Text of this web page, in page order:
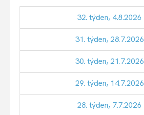
32. týden, 4.8.2026
31. týden, 28.7.2026
30. týden, 21.7.2026
29. týden, 14.7.2026
28. týden, 7.7.2026